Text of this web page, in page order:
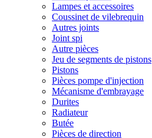
Lampes et accessoires
Coussinet de vilebrequin
Autres joints
Joint spi
Autre pièces
Jeu de segments de pistons
Pistons
Pièces pompe d'injection
Mécanisme d'embrayage
Durites
Radiateur
Butée
Pièces de direction